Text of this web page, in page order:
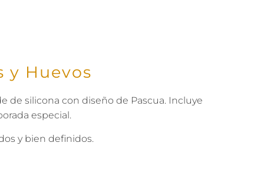
y Huevos
de silicona con diseño de Pascua. Incluye
especial.
y bien definidos.